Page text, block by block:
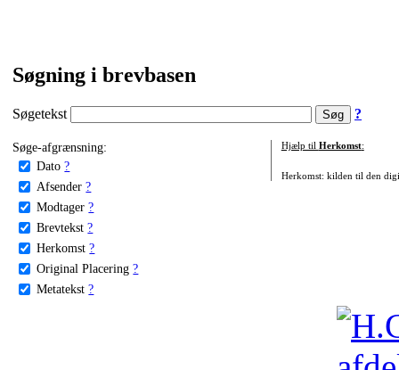
Søgning i brevbasen
Søgetekst ?
Søge-afgrænsning:
Dato ?
Afsender ?
Modtager ?
Brevtekst ?
Herkomst ?
Original Placering ?
Metatekst ?
Hjælp til Herkomst:
Herkomst: kilden til den